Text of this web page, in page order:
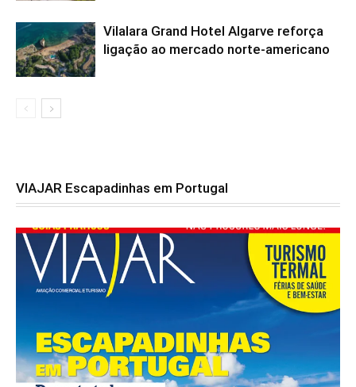
Vilalara Grand Hotel Algarve reforça
ligação ao mercado norte-americano
VIAJAR Escapadinhas em Portugal